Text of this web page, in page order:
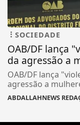
SOCIEDADE
OAB/DF lança
da agressão a
OAB/DF lança
agressão a
ABDALLAHNEWS